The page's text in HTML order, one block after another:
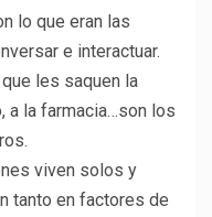
lo que eran las
e interactuar.
les saquen la
a la farmacia…son los
viven solos y
tanto en factores de